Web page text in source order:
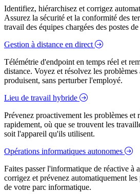
Identifiez, hiérarchisez et corrigez
Assurez la sécurité et la conformité des
travail des équipes chargées des postes
Gestion à distance en direct
Télémétrie d'endpoint en temps réel et
distance. Voyez et résolvez les
produisent, sans perturber l'employé.
Lieu de travail hybride
Prévenez proactivement les problèmes et
rapidement, où que se trouvent les
soit l'appareil qu'ils utilisent.
Opérations informatiques autonomes
Faites passer l'informatique de réactive à
corrigez et prévenez automatiquement
de votre parc informatique.